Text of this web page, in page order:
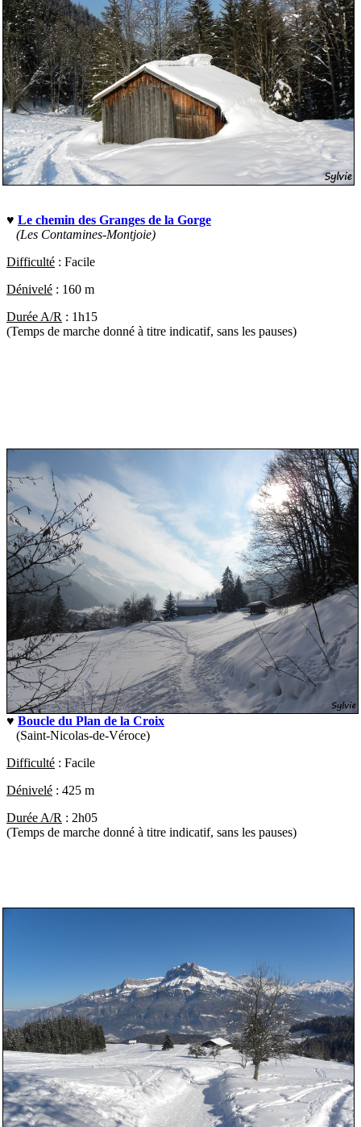
♥ Le chemin des Granges de la Gorge
(Les Contamines-Montjoie)
Difficulté : Facile
Dénivelé : 160 m
Durée A/R : 1h15
(Temps de marche donné à titre indicatif, sans les pauses)
♥ Boucle du Plan de la Croix
(Saint-Nicolas-de-Véroce)
Difficulté : Facile
Dénivelé : 425 m
Durée A/R : 2h05
(Temps de marche donné à titre indicatif, sans les pauses)